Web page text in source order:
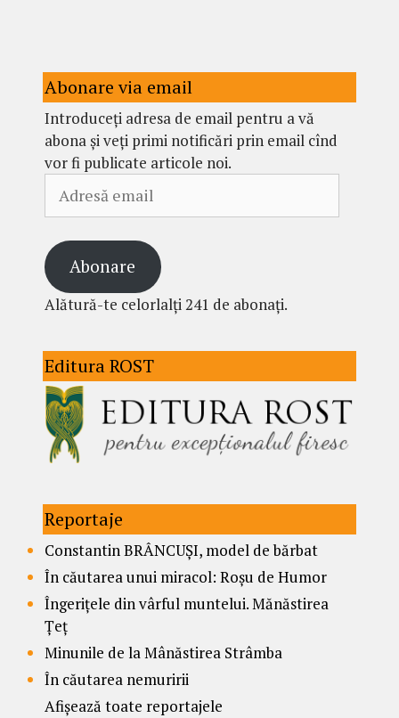
Abonare via email
Introduceți adresa de email pentru a vă
abona și veți primi notificări prin email cînd
vor fi publicate articole noi.
email
Abonare
Alătură-te celorlalți 241 de abonați.
Editura ROST
Reportaje
Constantin BRÂNCUȘI, model de bărbat
În căutarea unui miracol: Roșu de Humor
Îngerițele din vârful muntelui. Mănăstirea
Țeț
Minunile de la Mânăstirea Strâmba
În căutarea nemuririi
Afișează toate reportajele